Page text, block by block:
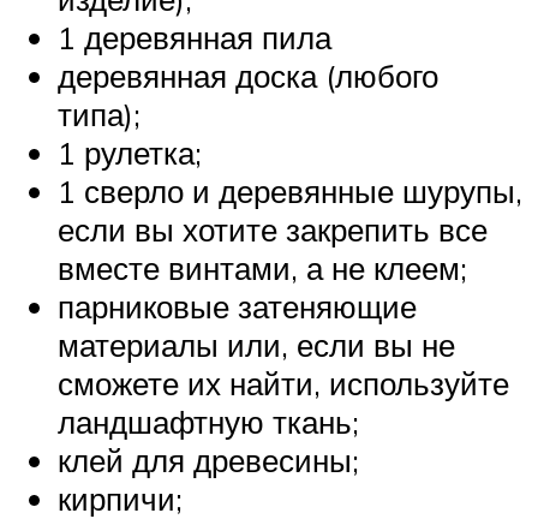
1 деревянная пила
деревянная доска (любого
типа);
1 рулетка;
1 сверло и деревянные шурупы,
если вы хотите закрепить все
вместе винтами, а не клеем;
парниковые затеняющие
материалы или, если вы не
сможете их найти, используйте
ландшафтную ткань;
клей для древесины;
кирпичи;